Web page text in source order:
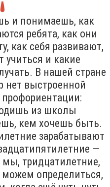
и понимаешь, как
ребята, как они
как себя развивают,
учиться и какие
В нашей стране
нет выстроенной
из школы
кем хочешь быть.
зарабатывают
—
мы, тридцатилетние,
можем определиться,